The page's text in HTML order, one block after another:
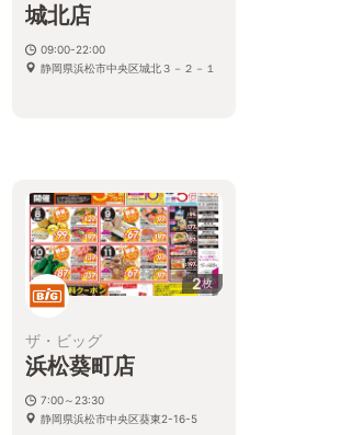
城北店
09:00-22:00
静岡県浜松市中央区城北３－２－１
2枚
ザ・ビッグ
浜松葵町店
7:00～23:30
静岡県浜松市中央区葵東2-16-5